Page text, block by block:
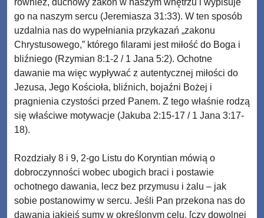
również, duchowy zakon w naszym wnętrzu i wypisuje
go na naszym sercu (Jeremiasza 31:33). W ten sposób
uzdalnia nas do wypełniania przykazań „zakonu
Chrystusowego,” którego filarami jest miłość do Boga i
bliźniego (Rzymian 8:1-2 / 1 Jana 5:2). Ochotne
dawanie ma więc wypływać z autentycznej miłości do
Jezusa, Jego Kościoła, bliźnich, bojaźni Bożej i
pragnienia czystości przed Panem. Z tego właśnie rodzą
się właściwe motywacje (Jakuba 2:15-17 / 1 Jana 3:17-
18).
Rozdziały 8 i 9, 2-go Listu do Koryntian mówią o
dobroczynności wobec ubogich braci i postawie
ochotnego dawania, lecz bez przymusu i żalu – jak
sobie postanowimy w sercu. Jeśli Pan przekona nas do
dawania jakiejś sumy w określonym celu, [czy dowolnej